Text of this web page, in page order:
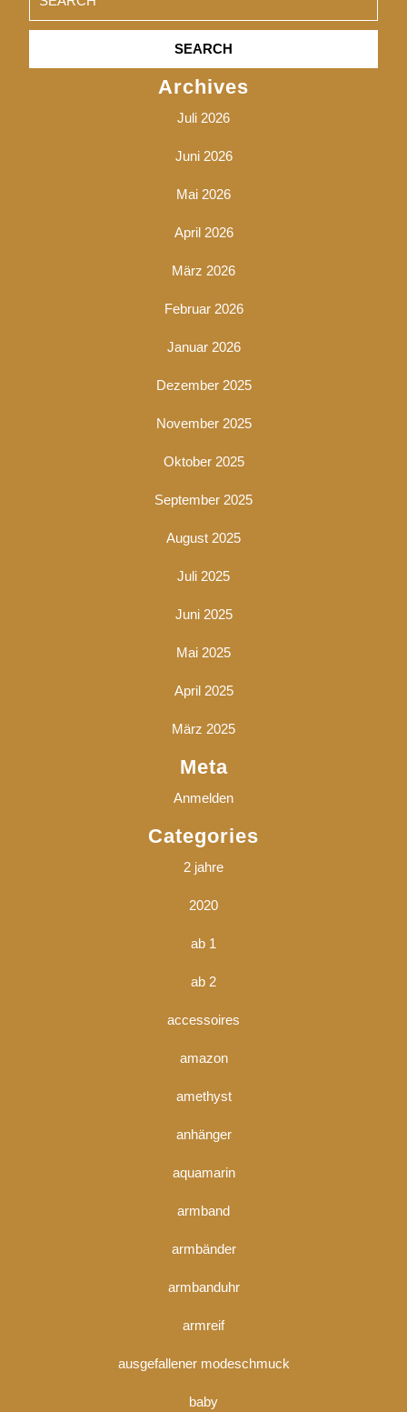
for:
Archives
Juli 2026
Juni 2026
Mai 2026
April 2026
März 2026
Februar 2026
Januar 2026
Dezember 2025
November 2025
Oktober 2025
September 2025
August 2025
Juli 2025
Juni 2025
Mai 2025
April 2025
März 2025
Meta
Anmelden
Categories
2 jahre
2020
ab 1
ab 2
accessoires
amazon
amethyst
anhänger
aquamarin
armband
armbänder
armbanduhr
armreif
ausgefallener modeschmuck
baby